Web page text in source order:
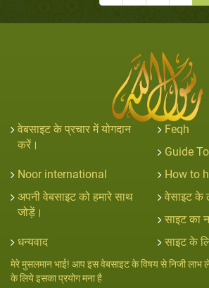
वेबसाइट के प्रचार में योगदान
करें।
Feqh
Guide
Noor international
How to
अपनी वेबसाइट को हमारे साथ
जोड़ें।
वेसाइट के
साइट का
धन्यवाद
साइट के
मेरे मुसलमान भाई! आप इस वेबसाइट के विषय से निजी लाभ
के लिये इसका प्रयोग मना है